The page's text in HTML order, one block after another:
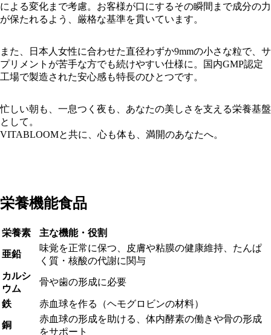
による変化まで考慮。お客様が口にするその瞬間まで成分の力
が保たれるよう、厳格な基準を貫いています。
また、日本人女性に合わせた直径わずか9mmの小さな粒で、サ
プリメントが苦手な方でも続けやすい仕様に。国内GMP認定
工場で製造された安心感も特長のひとつです。
忙しい朝も、一息つく夜も、あなたの美しさを支える栄養基盤
として。
VITABLOOMと共に、心も体も、満開のあなたへ。
栄養機能食品
栄養素 主な機能・役割
亜鉛
味覚を正常に保つ、皮膚や粘膜の健康維持、たんぱ
く質・核酸の代謝に関与
カルシ
ウム
骨や歯の形成に必要
鉄 赤血球を作る（ヘモグロビンの材料）
銅
赤血球の形成を助ける、体内酵素の働きや骨の形成
をサポート